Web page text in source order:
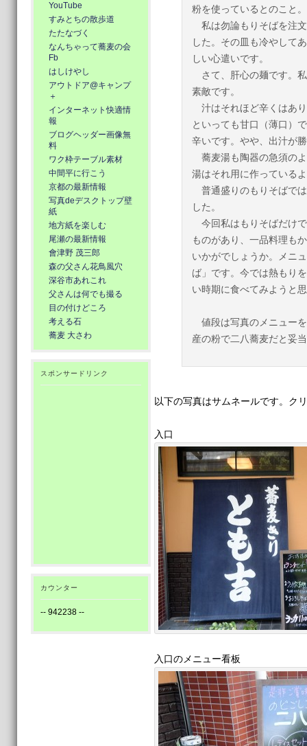
YouTube
すみとちの散歩道
たたなづく
なんちゃって蕎麦の会
Fb
はしけやし
アウトドア@キャンプ
＋
インターネット快適情
報
ブログヘッダー画像無
料
ワク枠テーブル素材
中間平に行こう
京都の最新情報
写真deデスクトップ壁
紙
地方紙を楽しむ
尾瀬の最新情報
會津野 茂三郎
森の父さん花鳥風穴
深谷市あれこれ
父さんは何でも撮る
目の付けどころ
考える石
蕎麦 大さわ
スポンサードリンク
カウンター
-- 942238--
粉を使っているとのこと。
私は勿論もりそばを注
した。その皿も冷やして
しい心遣いです。
さて、肝心の麺です。
素敵です。
汁はそれほど辛くはあ
といっても甘口（薄口）
辛いです。やや、出汁が
蕎麦湯も陶器の急須の
湯はそれ用に作っている
普通盛りのもりそばで
した。
今回私はもりそばだけ
ものがあり、一品料理も
いかがでしょうか。メニ
ば」です。今では熱もり
い時期に食べてみようと
値段は写真のメニュー
産の粉で二八蕎麦だと妥
以下の写真はサムネールです。ク
入口
入口のメニュー看板